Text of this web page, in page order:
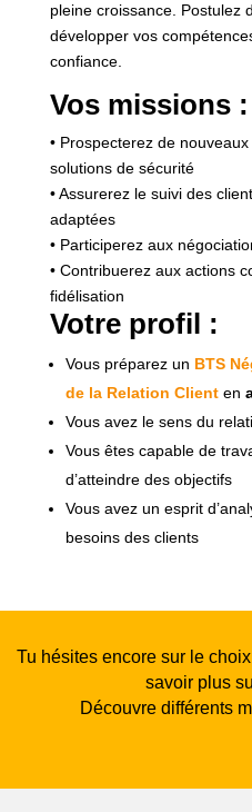
pleine croissance. Postulez
développer vos
confiance.
Vos missions :
• Prospecterez de
solutions de sécurité
• Assurerez le suivi des
adaptées
• Participerez aux
• Contribuerez aux actions
fidélisation
Votre profil :
Vous préparez un BTS
de la Relation Clienten
Vous avez le sens du
Vous êtes capable de
d’atteindre des objectifs
Vous avez un esprit
besoins des clients
Tu hésites encore sur le
savoir plus
Découvre différents